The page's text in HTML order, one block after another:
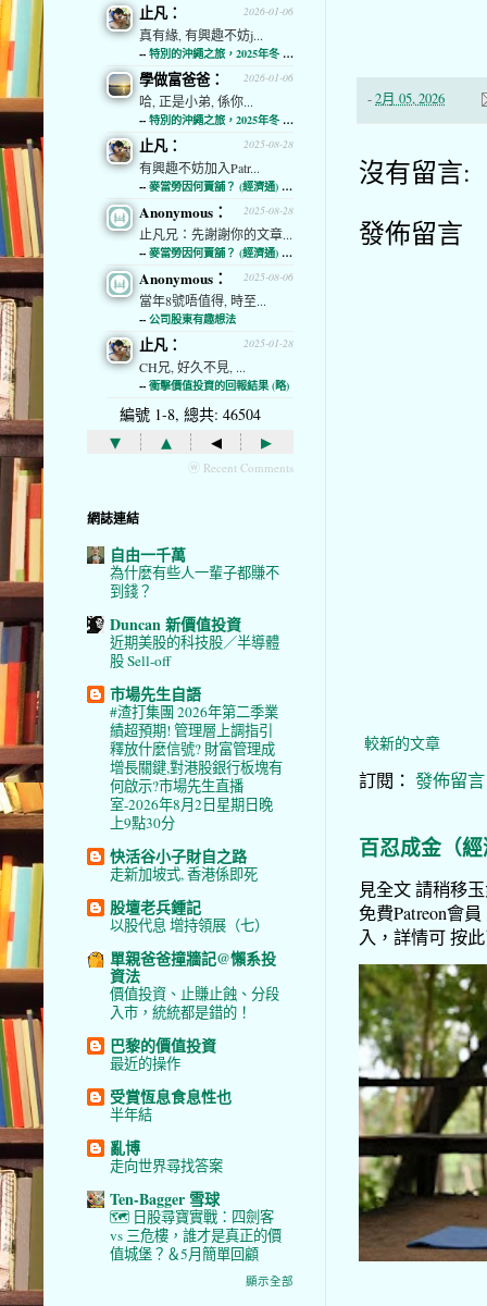
-2月 05, 2026
沒有留言:
發佈留言
較新的文章
訂閱： 發佈留
百忍成金（
見全文 請稍移
免費Patreon會
入，詳情可 按
2026-01-06
止凡：
真有緣, 有興趣不妨j...
-- 特別的沖繩之旅，2025年冬 (經濟通)
2026-01-06
學做富爸爸：
哈, 正是小弟, 係你...
-- 特別的沖繩之旅，2025年冬 (經濟通)
2025-08-28
止凡：
有興趣不妨加入Patr...
-- 麥當勞因何賣舖？ (經濟通) (略)
2025-08-28
Anonymous：
止凡兄：先謝謝你的文章...
-- 麥當勞因何賣舖？ (經濟通) (略)
2025-08-06
Anonymous：
當年8號唔值得, 時至...
-- 公司股東有趣想法
2025-01-28
止凡：
CH兄, 好久不見, ...
-- 衝擊價值投資的回報結果 (略)
編號 1-8, 總共: 46504
▾ ▴ ◂ ▸
ⓦ Recent Comments
網誌連結
自由一千萬
為什麼有些人一輩子都賺不
到錢？
Duncan 新價值投資
近期美股的科技股／半導體
股 Sell-off
市場先生自語
#渣打集團 2026年第二季業
績超預期! 管理層上調指引
釋放什麼信號? 財富管理成
增長關鍵,對港股銀行板塊有
何啟示?市場先生直播
室-2026年8月2日星期日晚
上9點30分
快活谷小子財自之路
走新加坡式, 香港係即死
股壇老兵鍾記
以股代息 增持領展（七）
單親爸爸撞牆記@懶系投
資法
價值投資、止賺止蝕、分段
入市，統統都是錯的！
巴黎的價值投資
最近的操作
受賞恆息食息性也
半年結
亂博
走向世界尋找答案
Ten-Bagger 雪球
🗺️ 日股尋寶實戰：四劍客
vs 三危樓，誰才是真正的價
值城堡？＆5月簡單回顧
顯示全部